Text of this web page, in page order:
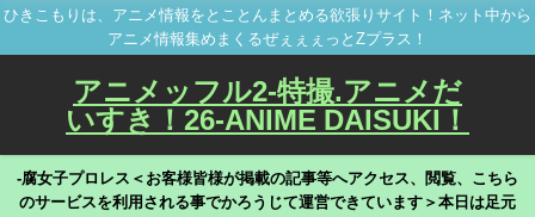
ひきこもりは、アニメ情報をとことんまとめる欲張りサイト！ネット中から
アニメ情報集めまくるぜぇぇぇっとZプラス！
アニメッフル2-特撮.アニメだ
いすき！26-ANIME DAISUKI！
-腐女子プロレス＜お客様皆様が掲載の記事等へアクセス、閲覧、こちら
のサービスを利用される事でかろうじて運営できています＞本日は足元